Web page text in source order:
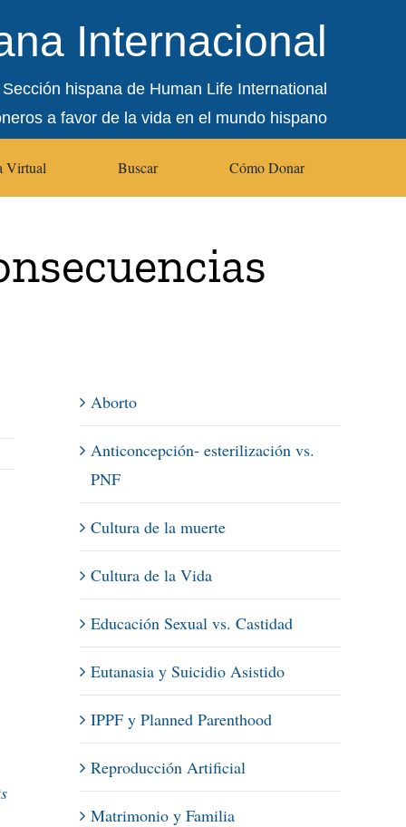
Internacional
Sección hispana de Human Life International
a favor de la vida en el mundo hispano
Virtual Buscar Cómo Donar
Aborto
Anticoncepción- esterilización vs.
PNF
Cultura de la muerte
Cultura de la Vida
Educación Sexual vs. Castidad
Eutanasia y Suicidio Asistido
IPPF y Planned Parenthood
Reproducción Artificial
Matrimonio y Familia